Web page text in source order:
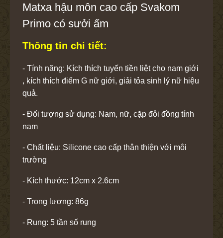
Matxa hậu môn cao cấp Svakom
Primo có sưởi ấm
Thông tin chi tiết:
- Tính năng: Kích thích tuyến tiền liệt cho nam giới
, kích thích điểm G nữ giới, giải tỏa sinh lý nữ hiệu
quả.
- Đối tượng sử dụng: Nam, nữ, cặp đôi đồng tính
nam
- Chất liệu: Silicone cao cấp thân thiện với môi
trường
- Kích thước: 12cm x 2.6cm
- Trọng lượng: 86g
- Rung: 5 tần số rung